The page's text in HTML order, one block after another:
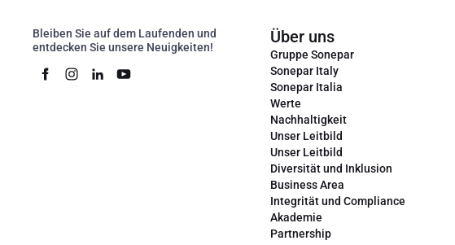
Bleiben Sie auf dem Laufenden und
entdecken Sie unsere Neuigkeiten!
Über uns
Gruppe Sonepar
Sonepar Italy
Sonepar Italia
Werte
Nachhaltigkeit
Unser Leitbild
Unser Leitbild
Diversität und Inklusion
Business Area
Integrität und Compliance
Akademie
Partnership